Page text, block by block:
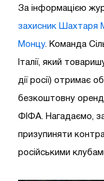
За інформацією
захисник Шахтаря
Монцу. Команда
Італії, який
дії росії) отримає
безкоштовну
ФІФА. Нагадаємо,
призупиняти
російськими